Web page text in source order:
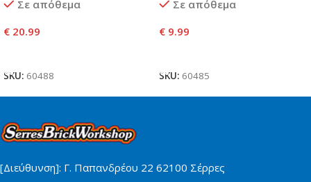
Σε απόθεμα
€ 20.99
SKU: 60488
Σε απόθεμα
€ 9.99
SKU: 60485
[Διεύθυνση]: Γ. Παπανδρέου 22 62100 Σέρρες